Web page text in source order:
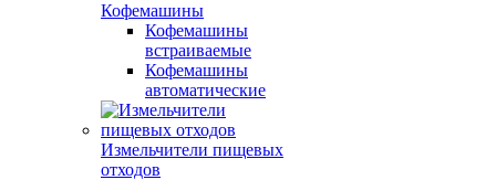
Кофемашины
Кофемашины
встраиваемые
Кофемашины
автоматические
Измельчители пищевых
отходов